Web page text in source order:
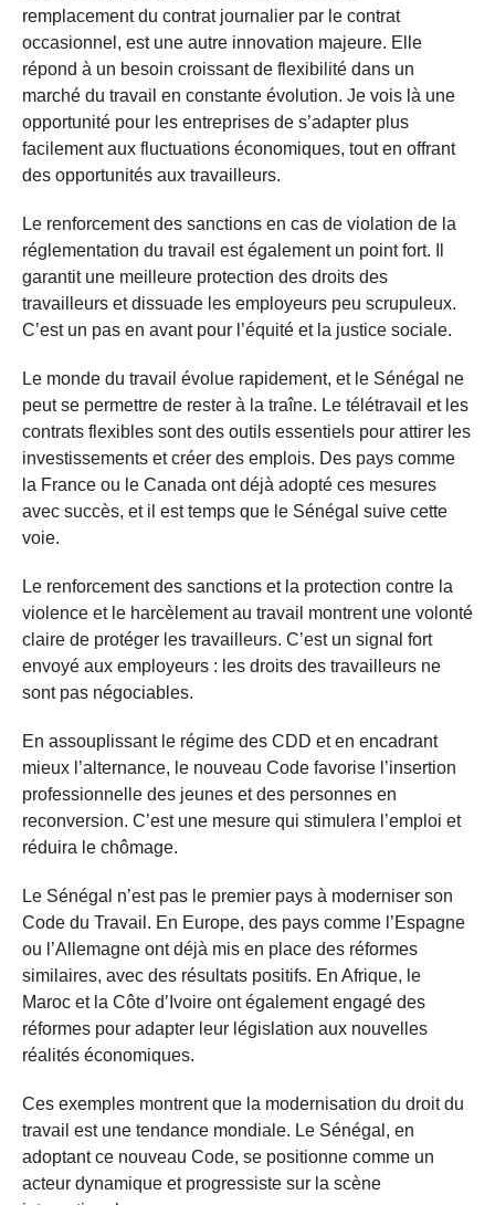
remplacement du contrat journalier par le contrat
occasionnel, est une autre innovation majeure. Elle
répond à un besoin croissant de flexibilité dans un
marché du travail en constante évolution. Je vois là une
opportunité pour les entreprises de s’adapter plus
facilement aux fluctuations économiques, tout en offrant
des opportunités aux travailleurs.
Le renforcement des sanctions en cas de violation de la
réglementation du travail est également un point fort. Il
garantit une meilleure protection des droits des
travailleurs et dissuade les employeurs peu scrupuleux.
C’est un pas en avant pour l’équité et la justice sociale.
Le monde du travail évolue rapidement, et le Sénégal ne
peut se permettre de rester à la traîne. Le télétravail et les
contrats flexibles sont des outils essentiels pour attirer les
investissements et créer des emplois. Des pays comme
la France ou le Canada ont déjà adopté ces mesures
avec succès, et il est temps que le Sénégal suive cette
voie.
Le renforcement des sanctions et la protection contre la
violence et le harcèlement au travail montrent une volonté
claire de protéger les travailleurs. C’est un signal fort
envoyé aux employeurs : les droits des travailleurs ne
sont pas négociables.
En assouplissant le régime des CDD et en encadrant
mieux l’alternance, le nouveau Code favorise l’insertion
professionnelle des jeunes et des personnes en
reconversion. C’est une mesure qui stimulera l’emploi et
réduira le chômage.
Le Sénégal n’est pas le premier pays à moderniser son
Code du Travail. En Europe, des pays comme l’Espagne
ou l’Allemagne ont déjà mis en place des réformes
similaires, avec des résultats positifs. En Afrique, le
Maroc et la Côte d’Ivoire ont également engagé des
réformes pour adapter leur législation aux nouvelles
réalités économiques.
Ces exemples montrent que la modernisation du droit du
travail est une tendance mondiale. Le Sénégal, en
adoptant ce nouveau Code, se positionne comme un
acteur dynamique et progressiste sur la scène